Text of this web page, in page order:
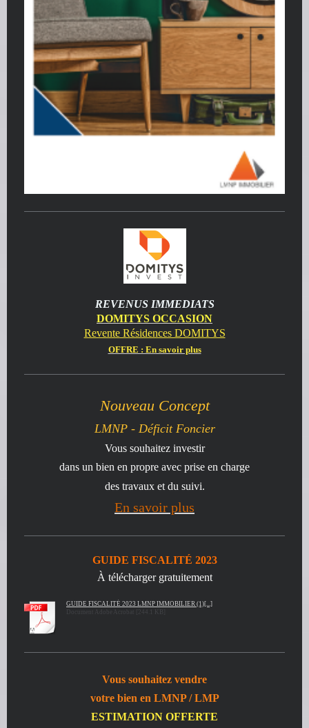
REVENUS IMMEDIATS
DOMITYS OCCASION
Revente Résidences DOMITYS
OFFRE : En savoir plus
Nouveau Concept
LMNP - Déficit Foncier
Vous souhaitez investir
dans un bien en propre avec prise en charge
des travaux et du suivi.
En savoir plus
GUIDE FISCALITÉ 2023
À télécharger gratuitement
GUIDE FISCALITÉ 2023 LMNP IMMOBILIER (1)[...]
Document Adobe Acrobat [244.1 KB]
Vous souhaitez vendre
votre bien en LMNP / LMP
ESTIMATION OFFERTE